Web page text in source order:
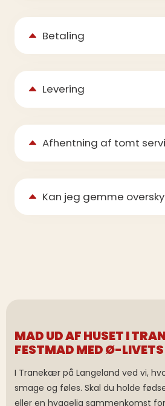
Betaling
Levering
Afhentning af tomt
Kan jeg gemme
MAD UD AF HUSET I
FESTMAD MED Ø-
I Tranekær på Langeland ved vi,
smage og føles. Skal du holde
eller en hyggelig sammenkomst